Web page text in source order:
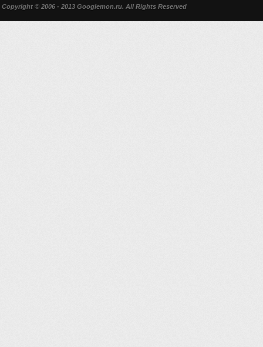
Copyright © 2006 - 2013 Googlemon.ru. All Rights Reserved